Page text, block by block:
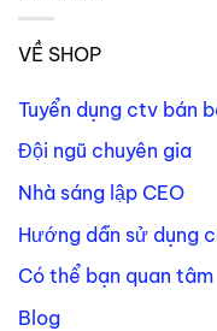
VỀ SHOP
Tuyển dụng ctv bán
Đội ngũ chuyên gia
Nhà sáng lập CEO
Hướng dẫn sử dụng
Có thể bạn quan tâm
Blog